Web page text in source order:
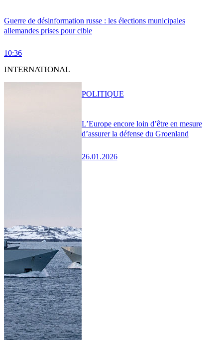
Guerre de désinformation russe : les élections municipales
allemandes prises pour cible
10:36
INTERNATIONAL
L’Europe encore loin d’être en mesure
d’assurer la défense du Groenland
26.01.2026
POLITIQUE